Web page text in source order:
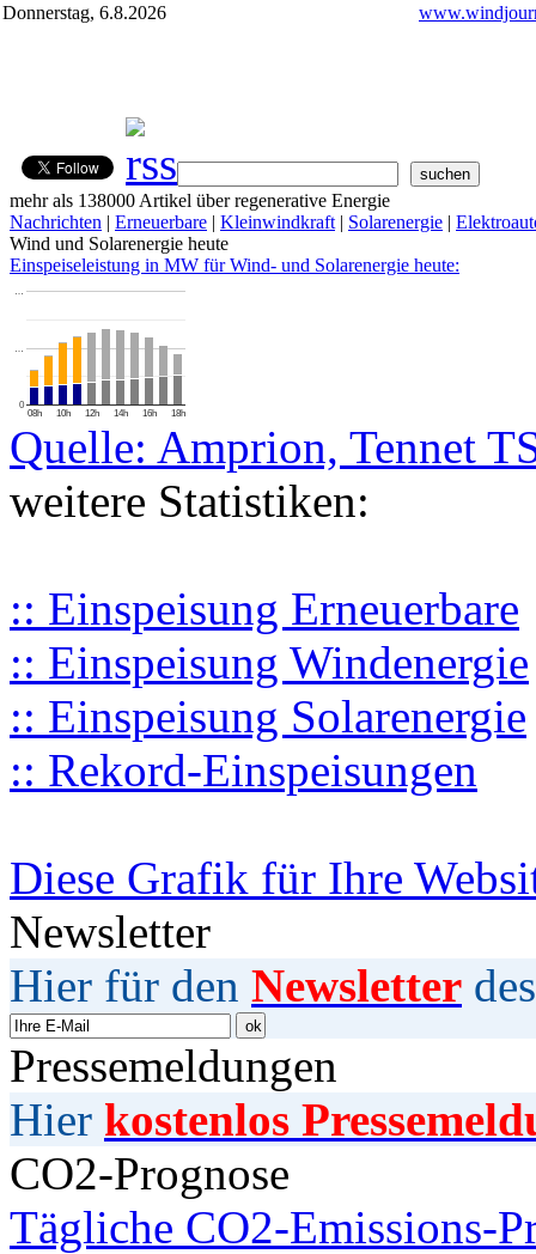
Donnerstag, 6.8.2026
mehr als 138000 Artikel über regenerative Energie
Nachrichten | Erneuerbare | Kleinwindkraft | Solarenergie |
Wind und Solarenergie heute
Einspeiseleistung in MW für Wind- und Solarenergie heute:
08h 10h 12h 14h 16h 18h
0
…
…
Quelle: Amprion, Tennet
weitere Statistiken:
:: Einspeisung Erneuerbare
:: Einspeisung Windenergie
:: Einspeisung Solarenergie
:: Rekord-Einspeisungen
Diese Grafik für Ihre
Newsletter
Hier für den Newsletter
Pressemeldungen
Hier kostenlos
CO2-Prognose
Tägliche CO2-Emissions-